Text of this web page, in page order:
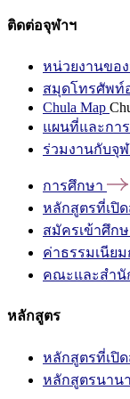
ติดต่อจุฬาฯ
หน่วยงานขอ
สมุดโทรศัพท์
Chula Map
แผนที่และกา
ร่วมงานกับจุ
การศึกษา
หลักสูตรที่เปิ
สมัครเข้าศึก
ค่าธรรมเนีย
คณะและสำนั
หลักสูตร
หลักสูตรที่เปิ
หลักสูตรนาน